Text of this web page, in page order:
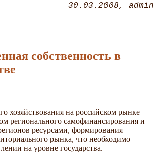
30.03.2008 admin
хозяйствования на российском рынке
регионального самофинансирования и
ресурсами, формирования
рынка, что необходимо
на уровне государства.